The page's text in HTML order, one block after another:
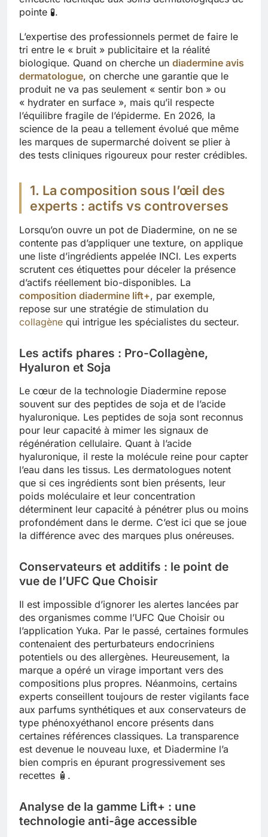
pointe 🧪.
L’expertise des professionnels permet de faire le
tri entre le « bruit » publicitaire et la réalité
biologique. Quand on cherche un diadermine avis
dermatologue, on cherche une garantie que le
produit ne va pas seulement « sentir bon » ou
« hydrater en surface », mais qu’il respecte
l’équilibre fragile de l’épiderme. En 2026, la
science de la peau a tellement évolué que même
les marques de supermarché doivent se plier à
des tests cliniques rigoureux pour rester crédibles.
1. La composition sous l’œil des
experts : actifs vs controverses
Lorsqu’on ouvre un pot de Diadermine, on ne se
contente pas d’appliquer une texture, on applique
une liste d’ingrédients appelée INCI. Les experts
scrutent ces étiquettes pour déceler la présence
d’actifs réellement bio-disponibles. La
composition diadermine lift+, par exemple,
repose sur une stratégie de stimulation du
collagène qui intrigue les spécialistes du secteur.
Les actifs phares : Pro-Collagène,
Hyaluron et Soja
Le cœur de la technologie Diadermine repose
souvent sur des peptides de soja et de l’acide
hyaluronique. Les peptides de soja sont reconnus
pour leur capacité à mimer les signaux de
régénération cellulaire. Quant à l’acide
hyaluronique, il reste la molécule reine pour capter
l’eau dans les tissus. Les dermatologues notent
que si ces ingrédients sont bien présents, leur
poids moléculaire et leur concentration
déterminent leur capacité à pénétrer plus ou moins
profondément dans le derme. C’est ici que se joue
la différence avec des marques plus onéreuses.
Conservateurs et additifs : le point de
vue de l’UFC Que Choisir
Il est impossible d’ignorer les alertes lancées par
des organismes comme l’UFC Que Choisir ou
l’application Yuka. Par le passé, certaines formules
contenaient des perturbateurs endocriniens
potentiels ou des allergènes. Heureusement, la
marque a opéré un virage important vers des
compositions plus propres. Néanmoins, certains
experts conseillent toujours de rester vigilants face
aux parfums synthétiques et aux conservateurs de
type phénoxyéthanol encore présents dans
certaines références classiques. La transparence
est devenue le nouveau luxe, et Diadermine l’a
bien compris en épurant progressivement ses
recettes 🧴.
Analyse de la gamme Lift+ : une
technologie anti-âge accessible